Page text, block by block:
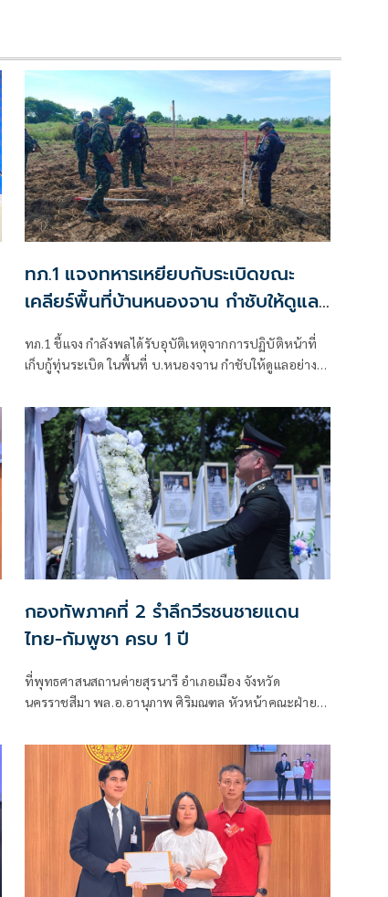
ทภ.1 แจงทหารเหยียบกับระเบิดขณะ
เคลียร์พื้นที่บ้านหนองจาน กำชับให้ดูแล
เต็มที่
ทภ.1 ชี้แจง กำลังพลได้รับอุบัติเหตุจากการปฏิบัติหน้าที่
เก็บกู้ทุ่นระเบิด ในพื้นที่ บ.หนองจาน กำชับให้ดูแลอย่างดี
ประมาท ปัจจุบันสร้างพื้นที่ปลอดภัยแล้ว 76.73%
กองทัพภาคที่ 2 รำลึกวีรชนชายแดน
ไทย-กัมพูชา ครบ 1 ปี
ที่พุทธศาสนสถานค่ายสุรนารี อำเภอเมือง จังหวัด
นครราชสีมา พล.อ.อานุภาพ ศิริมณฑล หัวหน้าคณะฝ่าย
บัญชาการทหารบก พร้อมด้วย พล.ท.ชัยรัตน์ ธรรมชาติ
หัวหน้าสำนักงานคณะฝ่ายเสนาธิการประจำผู้บังคับบัญชา
พล.ท.นฤดล สุขมา ผู้บัญชาการหน่วยบัญชาการรักษาดิน